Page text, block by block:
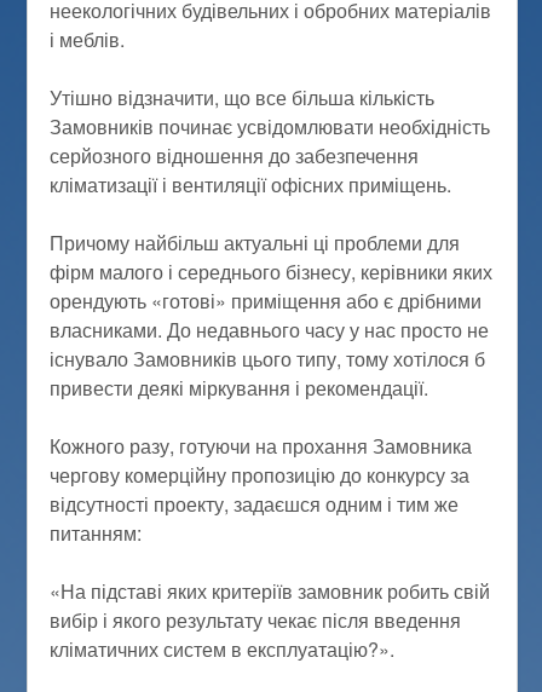
неекологічних будівельних і обробних матеріалів
і меблів.
Утішно відзначити, що все більша кількість
Замовників починає усвідомлювати необхідність
серйозного відношення до забезпечення
кліматизації і вентиляції офісних приміщень.
Причому найбільш актуальні ці проблеми для
фірм малого і середнього бізнесу, керівники яких
орендують «готові» приміщення або є дрібними
власниками. До недавнього часу у нас просто не
існувало Замовників цього типу, тому хотілося б
привести деякі міркування і рекомендації.
Кожного разу, готуючи на прохання Замовника
чергову комерційну пропозицію до конкурсу за
відсутності проекту, задаєшся одним і тим же
питанням:
«На підставі яких критеріїв замовник робить свій
вибір і якого результату чекає після введення
кліматичних систем в експлуатацію?».